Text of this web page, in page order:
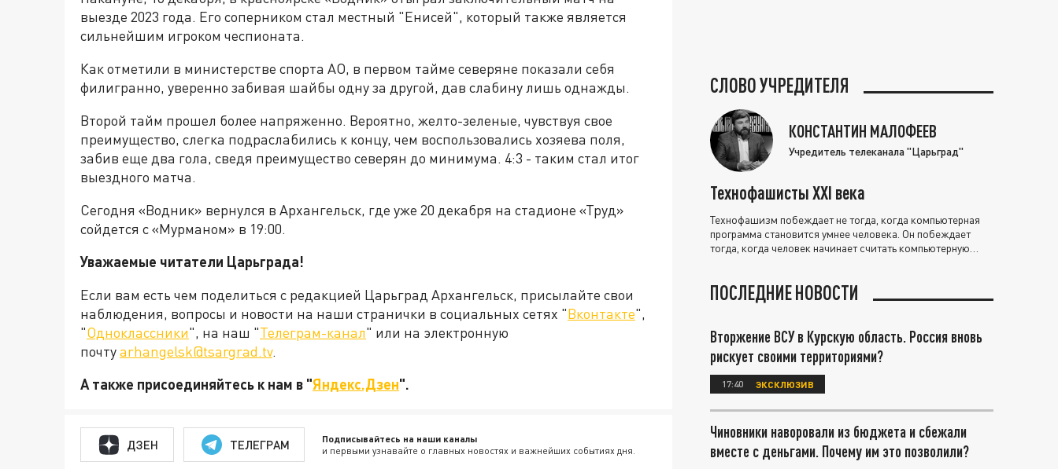
выезде 2023 года. Его соперником стал местный "Енисей", который также является
сильнейшим игроком чеспионата.
Как отметили в министерстве спорта АО, в первом тайме северяне показали себя
филигранно, уверенно забивая шайбы одну за другой, дав слабину лишь однажды.
Второй тайм прошел более напряженно. Вероятно, желто-зеленые, чувствуя свое
преимущество, слегка подраслабились к концу, чем воспользовались хозяева поля,
забив еще два гола, сведя преимущество северян до минимума. 4:3 - таким стал итог
выездного матча.
Сегодня «Водник» вернулся в Архангельск, где уже 20 декабря на стадионе «Труд»
сойдется с «Мурманом» в 19:00.
Уважаемые читатели Царьграда!
Если вам есть чем поделиться с редакцией Царьград Архангельск, присылайте свои
наблюдения, вопросы и новости на наши странички в социальных сетях "Вконтакте",
"Одноклассники", на наш "Телеграм-канал" или на электронную
почтуarhangelsk@tsargrad.tv.
А также присоединяйтесь к нам в "Яндекс.Дзен".
ДЗЕН ТЕЛЕГРАМ Подписывайтесь на наши каналы
и первыми узнавайте о главных новостях и важнейших событиях дня.
СЛОВО УЧРЕДИТЕЛЯ
КОНСТАНТИН МАЛОФЕЕВ
Учредитель телеканала "Царьград"
Технофашисты XXI века
Технофашизм побеждает не тогда, когда компьютерная
программа становится умнее человека. Он побеждает
тогда, когда человек начинает считать компьютерную
ПОСЛЕДНИЕ НОВОСТИ
Вторжение ВСУ в Курскую область. Россия вновь
рискует своими территориями?
17:40 ЭКСКЛЮЗИВ
Чиновники наворовали из бюджета и сбежали
вместе с деньгами. Почему им это позволили?